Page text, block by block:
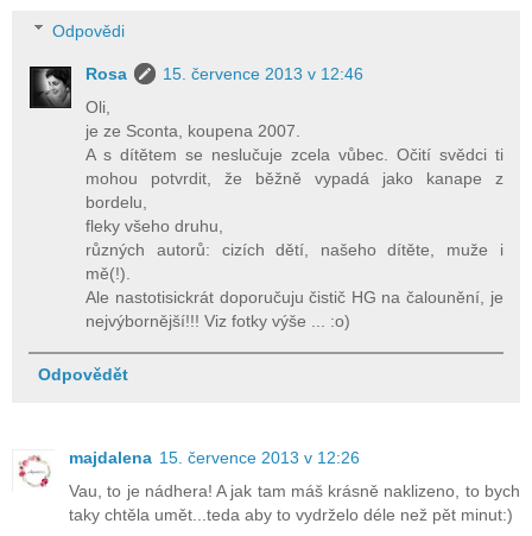
Odpovědi
Rosa
15. července 2013 v 12:46
Oli,
je ze Sconta, koupena 2007.
A s dítětem se neslučuje zcela vůbec. Očití svědci ti
mohou potvrdit, že běžně vypadá jako kanape z
bordelu,
fleky všeho druhu,
různých autorů: cizích dětí, našeho dítěte, muže i
mě(!).
Ale nastotisickrát doporučuju čistič HG na čalounění, je
nejvýbornější!!! Viz fotky výše ... :o)
Odpovědět
majdalena 15. července 2013 v 12:26
Vau, to je nádhera! A jak tam máš krásně naklizeno, to bych
taky chtěla umět...teda aby to vydrželo déle než pět minut:)